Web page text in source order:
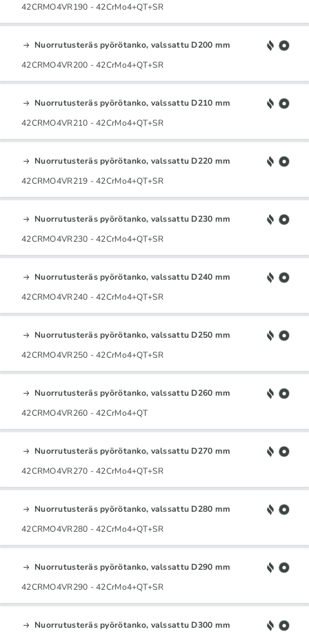
42CRMO4VR190 - 42CrMo4+QT+SR
Nuorrutusteräs pyörötanko, valssattu D200 mm
42CRMO4VR200 - 42CrMo4+QT+SR
Nuorrutusteräs pyörötanko, valssattu D210 mm
42CRMO4VR210 - 42CrMo4+QT+SR
Nuorrutusteräs pyörötanko, valssattu D220 mm
42CRMO4VR219 - 42CrMo4+QT+SR
Nuorrutusteräs pyörötanko, valssattu D230 mm
42CRMO4VR230 - 42CrMo4+QT+SR
Nuorrutusteräs pyörötanko, valssattu D240 mm
42CRMO4VR240 - 42CrMo4+QT+SR
Nuorrutusteräs pyörötanko, valssattu D250 mm
42CRMO4VR250 - 42CrMo4+QT+SR
Nuorrutusteräs pyörötanko, valssattu D260 mm
42CRMO4VR260 - 42CrMo4+QT
Nuorrutusteräs pyörötanko, valssattu D270 mm
42CRMO4VR270 - 42CrMo4+QT+SR
Nuorrutusteräs pyörötanko, valssattu D280 mm
42CRMO4VR280 - 42CrMo4+QT+SR
Nuorrutusteräs pyörötanko, valssattu D290 mm
42CRMO4VR290 - 42CrMo4+QT+SR
Nuorrutusteräs pyörötanko, valssattu D300 mm